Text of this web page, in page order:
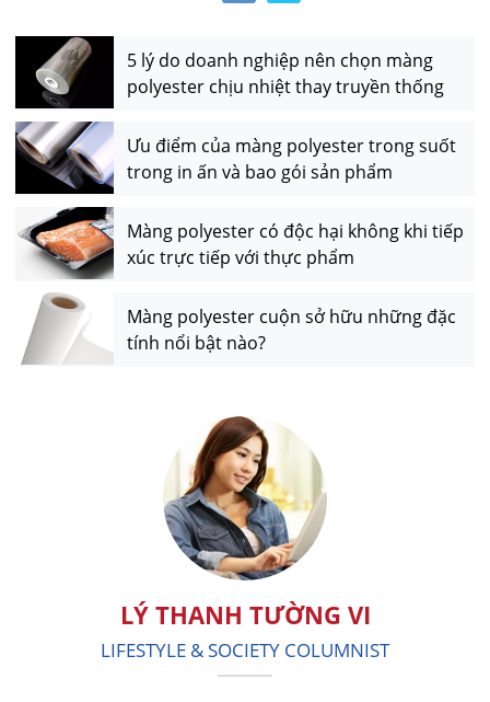
5 lý do doanh nghiệp nên chọn màng
polyester chịu nhiệt thay truyền thống
Ưu điểm của màng polyester trong suốt
trong in ấn và bao gói sản phẩm
Màng polyester có độc hại không khi tiếp
xúc trực tiếp với thực phẩm
Màng polyester cuộn sở hữu những đặc
tính nổi bật nào?
LÝ THANH TƯỜNG VI
LIFESTYLE & SOCIETY COLUMNIST